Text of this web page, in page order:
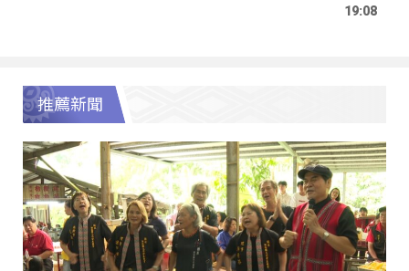
19:08
推薦新聞